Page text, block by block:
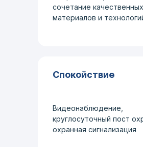
Видеонаблюдение,
круглосуточный пост
охранная сигнализация
Спокойствие
сочетание качественных
материалов и